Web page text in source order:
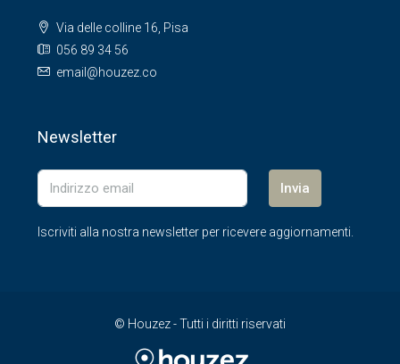
Via delle colline 16, Pisa
056 89 34 56
email@houzez.co
Newsletter
Invia
Iscriviti alla nostra newsletter per ricevere aggiornamenti.
© Houzez - Tutti i diritti riservati